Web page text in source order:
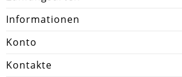
Informationen
Konto
Kontakte